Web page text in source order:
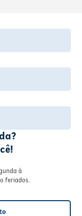
à
feriados.